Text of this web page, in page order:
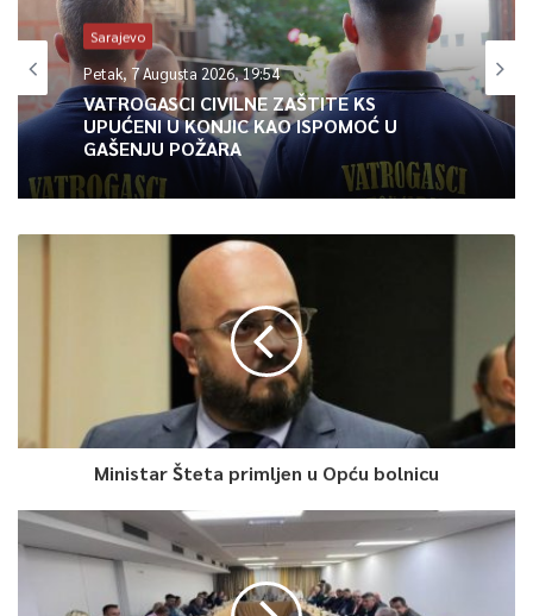
Sarajevo
Petak, 7 Augusta 2026, 19:54
VATROGASCI CIVILNE ZAŠTITE KS
UPUĆENI U KONJIC KAO ISPOMOĆ U
GAŠENJU POŽARA
Ministar Šteta primljen u Opću bolnicu